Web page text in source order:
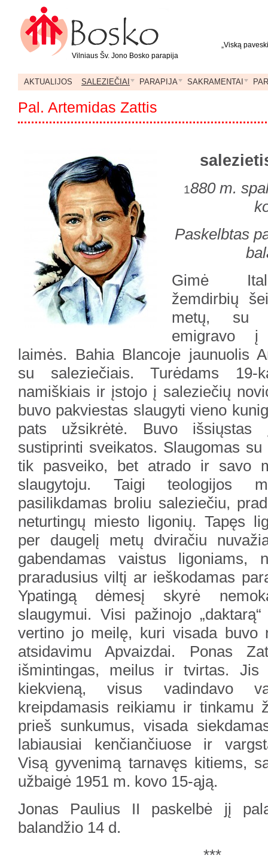
„Viską
Vilniaus Šv. Jono Bosko parapija
AKTUALIJOS SALEZIEČIAI PARAPIJA SAKRAMENTAI
Pal. Artemidas Zattis
1880 m.
Paskelbtas
Gimė
žemdirbių
metų, su
emigravo į
laimės. Bahia Blancoje jaunuolis
su saleziečiais. Turėdams 19-
namiškiais ir įstojo į saleziečių
buvo pakviestas slaugyti vieno
pats užsikrėtė. Buvo išsiųstas
sustiprinti sveikatos. Slaugomas
tik pasveiko, bet atrado ir savo
slaugytoju. Taigi teologijos
pasilikdamas broliu saleziečiu,
neturtingų miesto ligonių. Tapęs
per daugelį metų dviračiu
gabendamas vaistus ligoniams,
praradusius viltį ar ieškodamas
Ypatingą dėmesį skyrė
slaugymui. Visi pažinojo
vertino jo meilę, kuri visada buvo
atsidavimu Apvaizdai. Ponas
išmintingas, meilus ir tvirtas. Jis
kiekvieną, visus vadindavo
kreipdamasis reikiamu ir tinkamu
prieš sunkumus, visada
labiausiai kenčiančiuose ir
Visą gyvenimą tarnavęs kitiems,
užbaigė 1951 m. kovo 15-ąją.
Jonas Paulius II paskelbė jį
balandžio 14 d.
***